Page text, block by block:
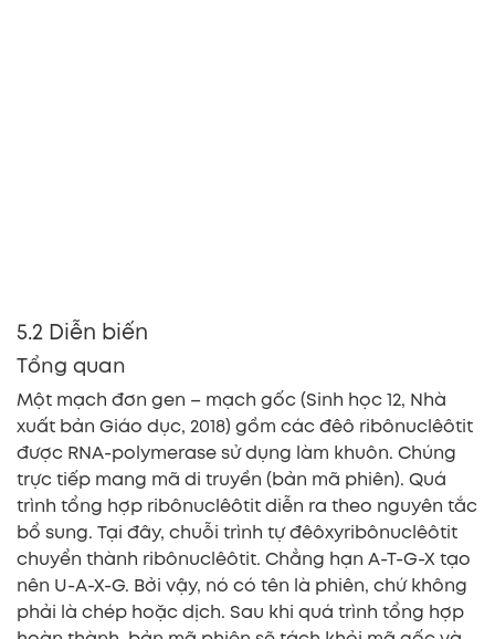
5.2 Diễn biến
Tổng quan
Một mạch đơn gen – mạch gốc (Sinh học 12, Nhà
xuất bản Giáo dục, 2018) gồm các đêô ribônuclêôtit
được RNA-polymerase sử dụng làm khuôn. Chúng
trực tiếp mang mã di truyền (bản mã phiên). Quá
trình tổng hợp ribônuclêôtit diễn ra theo nguyên tắc
bổ sung. Tại đây, chuỗi trình tự đêôxyribônuclêôtit
chuyển thành ribônuclêôtit. Chẳng hạn A-T-G-X tạo
nên U-A-X-G. Bởi vậy, nó có tên là phiên, chứ không
phải là chép hoặc dịch. Sau khi quá trình tổng hợp